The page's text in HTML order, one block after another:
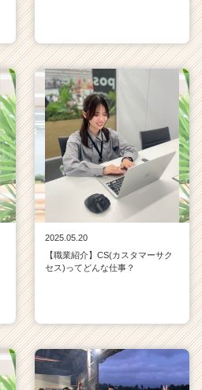
2025.05.20
【職業紹介】CS(カスタマーサク
セス)ってどんな仕事？